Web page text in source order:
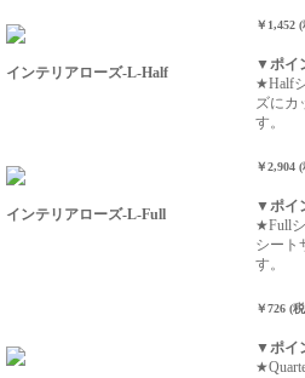
インテリアローズ-L-Half
￥1,452
▼ポイ
★Half
ズにカ
す。
インテリアローズ-L-Full
￥2,904
▼ポイ
★Full
シート
す。
￥726 (
▼ポイ